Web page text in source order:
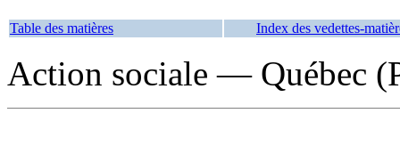
Table des matières Index des vedettes-
Action sociale — Québec